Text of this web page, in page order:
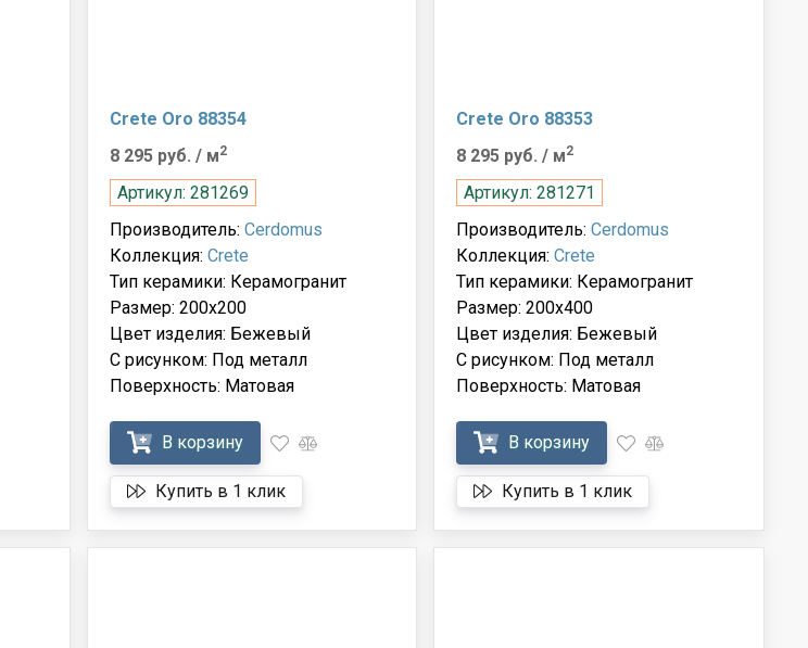
Crete Oro 88354
8 295 руб. / м2
Артикул: 281269
Производитель: Cerdomus
Коллекция: Crete
Тип керамики: Керамогранит
Размер: 200x200
Цвет изделия: Бежевый
С рисунком: Под металл
Поверхность: Матовая
В корзину
Купить в 1 клик
Crete Oro 88353
8 295 руб./ м2
Артикул: 281271
Производитель:Cerdomus
Коллекция:Crete
Тип керамики: Керамогранит
Размер: 200x400
Цвет изделия: Бежевый
С рисунком: Под металл
Поверхность: Матовая
В корзину
Купить в 1 клик